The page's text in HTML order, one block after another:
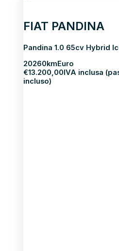
FIAT PANDINA
Pandina 1.0 65cv Hybrid
20260kmEuro
€13.200,00IVA inclusa
incluso)